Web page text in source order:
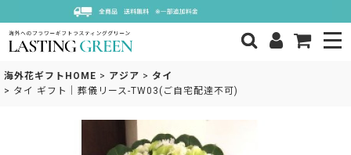
海外花ギフトHOME > アジア > タイ
> タイ ギフト｜葬儀リース-TW03(ご自宅配達不可)